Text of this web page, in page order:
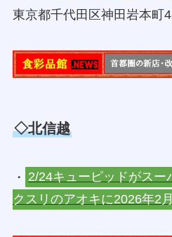
東京都千代田区神田岩本町
◇北信越
・ 2/24キューピッドがスー
クスリのアオキに2026年2